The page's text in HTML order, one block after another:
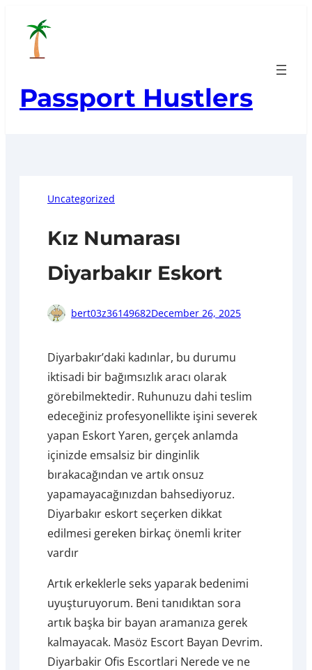
content
Passport Hustlers
Uncategorized
Kız Numarası
Diyarbakır Eskort
bert03z36149682December 26, 2025
Diyarbakır’daki kadınlar, bu durumu
iktisadi bir bağımsızlık aracı olarak
görebilmektedir. Ruhunuzu dahi teslim
edeceğiniz profesyonellikte işini severek
yapan Eskort Yaren, gerçek anlamda
içinizde emsalsiz bir dinginlik
bırakacağından ve artık onsuz
yapamayacağınızdan bahsediyoruz.
Diyarbakır eskort seçerken dikkat
edilmesi gereken birkaç önemli kriter
vardır
Artık erkeklerle seks yaparak bedenimi
uyuşturuyorum. Beni tanıdıktan sora
artık başka bir bayan aramanıza gerek
kalmayacak. Masöz Escort Bayan Devrim.
Diyarbakir Ofis Escortlari Nerede ve ne